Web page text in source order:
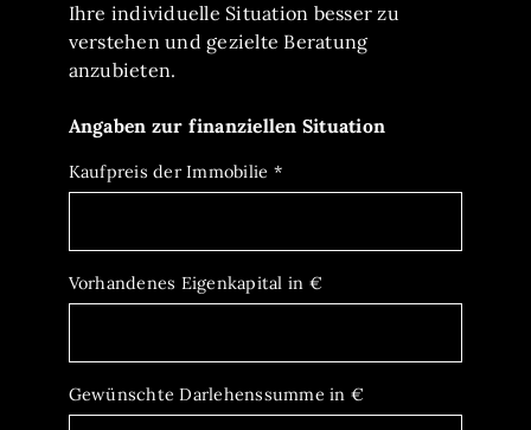
Ihre individuelle Situation besser zu
verstehen und gezielte Beratung
anzubieten.
Angaben zur finanziellen Situation
Kaufpreis der Immobilie *
Vorhandenes Eigenkapital in €
Gewünschte Darlehenssumme in €